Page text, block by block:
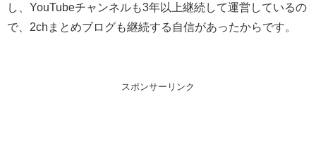
し、YouTubeチャンネルも3年以上継続して運営しているの
で、2chまとめブログも継続する自信があったからです。
スポンサーリンク